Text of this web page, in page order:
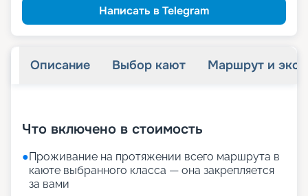
Написать в Telegram
Описание Выбор кают Маршрут и
Что включено в стоимость
●Проживание на протяжении всего маршрута в
каюте выбранного класса — она закрепляется
за вами